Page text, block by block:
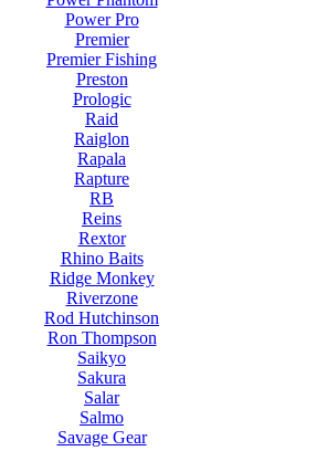
Power Pro
Premier
Premier Fishing
Preston
Prologic
Raid
Raiglon
Rapala
Rapture
RB
Reins
Rextor
Rhino Baits
Ridge Monkey
Riverzone
Rod Hutchinson
Ron Thompson
Saikyo
Sakura
Salar
Salmo
Savage Gear